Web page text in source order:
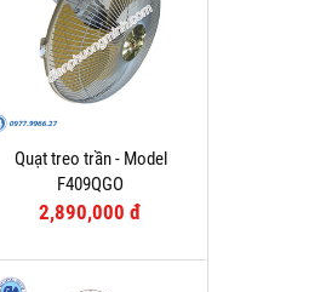
Quạt treo trần - Model
F409QGO
2,890,000 đ